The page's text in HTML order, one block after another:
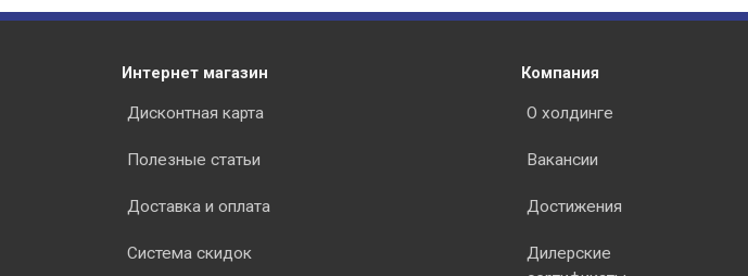
Интернет магазин
Дисконтная карта
Полезные статьи
Доставка и оплата
Система скидок
Компания
О холдинге
Вакансии
Достижения
Дилерские